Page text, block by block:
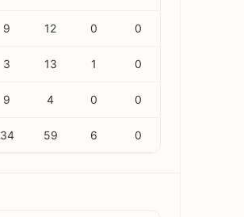
9 12 0 0
3 13 1 0
9 4 0 0
34 59 6 0